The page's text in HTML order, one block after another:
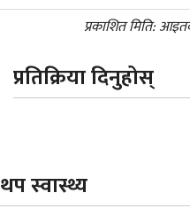
प्रकाशित मिति:
प्रतिक्रिया दिनुहोस्
थप स्वास्थ्य